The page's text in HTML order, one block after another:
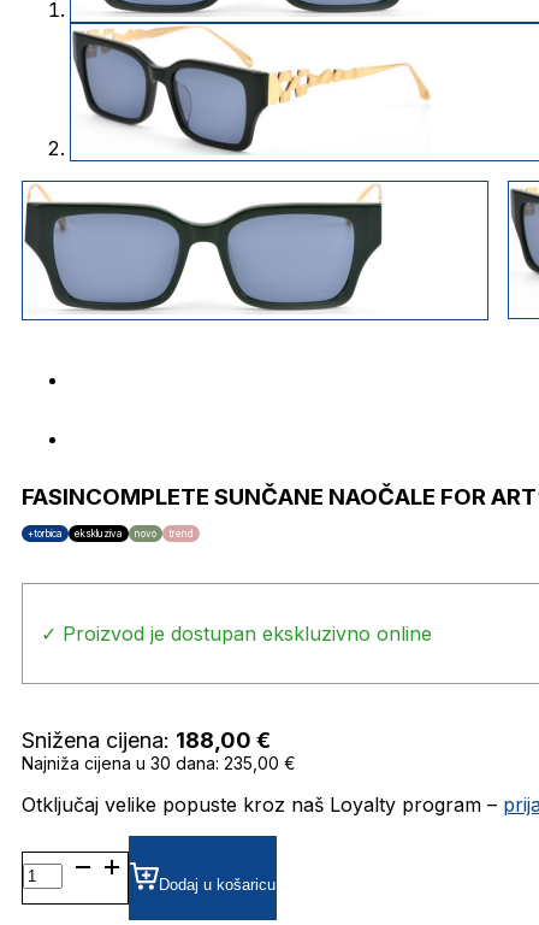
FASINCOMPLETE SUNČANE NAOČALE FOR
+torbica ekskluziva novo trend
✓ Proizvod je dostupan ekskluzivno online
Snižena cijena: 188,00 €
Najniža cijena u 30 dana: 235,00 €
Otključaj velike popuste kroz naš Loyalty program –
FASINCOMPLETE SUNČANE
NAOČALE
FOR
Dodaj u košaricu